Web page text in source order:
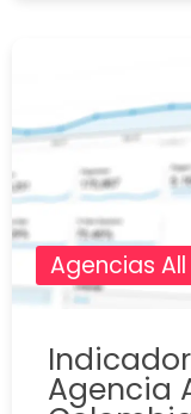
Agencias All
Agencia